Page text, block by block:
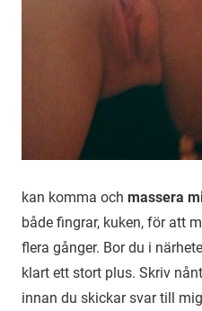
kan komma och massera
både fingrar, kuken, för att
flera gånger. Bor du i
klart ett stort plus. Skriv
innan du skickar svar till